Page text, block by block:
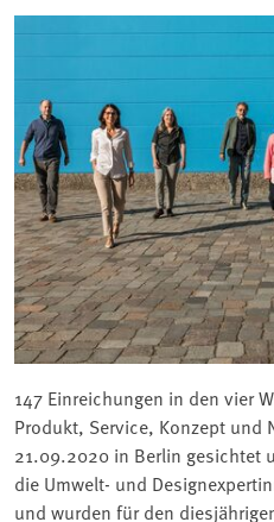
147 Einreichungen in den vier
Produkt, Service, Konzept und
21.09.2020 in Berlin gesichtet
die Umwelt- und
und wurden für den